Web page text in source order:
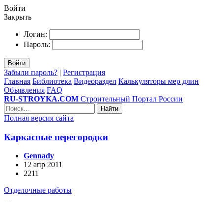
Войти
Закрыть
Логин:
Пароль:
Войти
Забыли пароль? | Регистрация
Главная Библиотека Видеораздел Калькуляторы мер длин
Объявления FAQ
RU-STROYKA.COM Строительный Портал России
Найти
Полная версия сайта
Каркасные перегородки
Gennady
12 апр 2011
2211
Отделочные работы